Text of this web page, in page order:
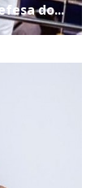
do...